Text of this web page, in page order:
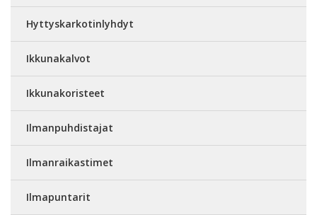
Hyttyskarkotinlyhdyt
Ikkunakalvot
Ikkunakoristeet
Ilmanpuhdistajat
Ilmanraikastimet
Ilmapuntarit